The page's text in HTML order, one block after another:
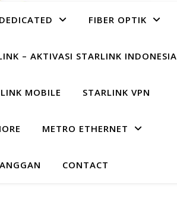
FIBER OPTIK
– AKTIVASI STARLINK INDONESIA
MOBILE STARLINK VPN
METRO ETHERNET
CONTACT